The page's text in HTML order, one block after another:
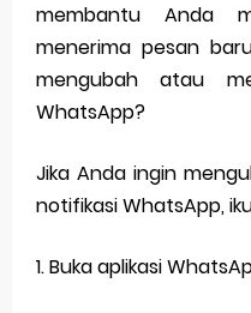
membantu Anda
menerima pesan
mengubah atau
WhatsApp?
Jika Anda ingin
notifikasi WhatsApp,
1. Buka aplikasi